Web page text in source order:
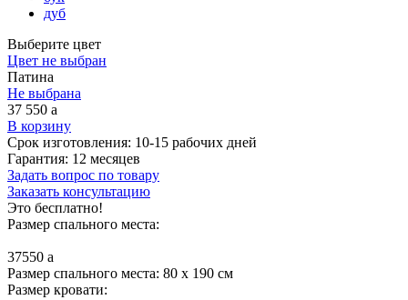
дуб
Выберите цвет
Цвет не выбран
Патина
Не выбрана
37 550 a
В корзину
Срок изготовления: 10-15 рабочих дней
Гарантия: 12 месяцев
Задать вопрос по товару
Заказать консультацию
Это бесплатно!
Размер спального места:
37550 a
Размер спального места: 80 x 190 см
Размер кровати: